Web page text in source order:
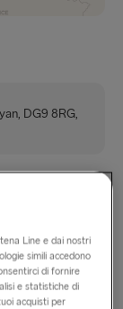
DG9 8RG,
piccolo
A
hotel,
e stazioni di
Line e dai nostri
simili accedono
di fornire
e statistiche di
acquisti per